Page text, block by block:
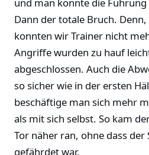
und man konnte die
Dann der totale Bruch.
konnten wir Trainer nicht
Angriffe wurden zu hauf
abgeschlossen. Auch die
so sicher wie in der ersten
beschäftige man sich mehr
als mit sich selbst. So kam
Tor näher ran, ohne dass der
gefährdet war.